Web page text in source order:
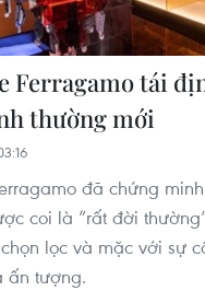
Ferragamo tái
thường mới
đã chứng
coi là “rất đời
lọc và mặc với sự
ấn tượng.